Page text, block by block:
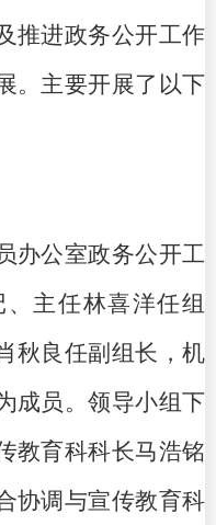
推进政务公开工作
。主要开展了以下
办公室政务公开工
主任林喜洋任组
秋良任副组长，机
成员。领导小组下
教育科科长马浩铭
协调与宣传教育科